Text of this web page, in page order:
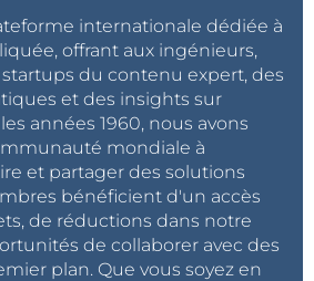
internationale dédiée à
offrant aux ingénieurs,
du contenu expert, des
et des insights sur
années 1960, nous avons
mondiale à
et partager des solutions
bénéficient d'un accès
de réductions dans notre
de collaborer avec des
plan. Que vous soyez en